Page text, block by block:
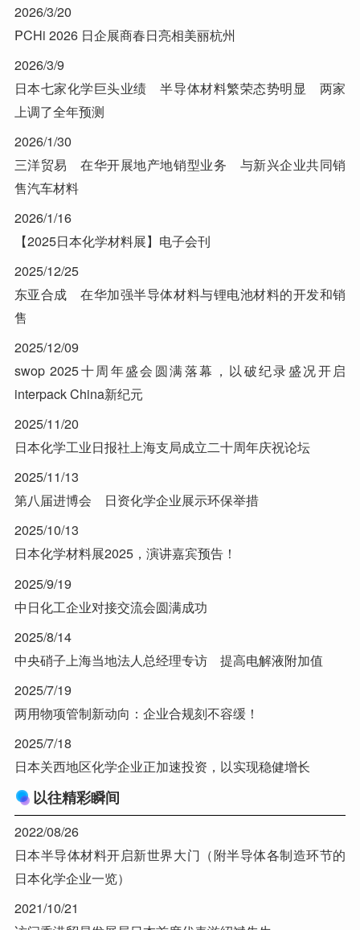
2026/3/20
PCHi 2026 日企展商春日亮相美丽杭州
2026/3/9
日本七家化学巨头业绩 半导体材料繁荣态势明显 两家
上调了全年预测
2026/1/30
三洋贸易 在华开展地产地销型业务 与新兴企业共同销
售汽车材料
2026/1/16
【2025日本化学材料展】电子会刊
2025/12/25
东亚合成 在华加强半导体材料与锂电池材料的开发和销
售
2025/12/09
swop 2025十周年盛会圆满落幕，以破纪录盛况开启
interpack China新纪元
2025/11/20
日本化学工业日报社上海支局成立二十周年庆祝论坛
2025/11/13
第八届进博会 日资化学企业展示环保举措
2025/10/13
日本化学材料展2025，演讲嘉宾预告！
2025/9/19
中日化工企业对接交流会圆满成功
2025/8/14
中央硝子上海当地法人总经理专访 提高电解液附加值
2025/7/19
两用物项管制新动向：企业合规刻不容缓！
2025/7/18
日本关西地区化学企业正加速投资，以实现稳健增长
以往精彩瞬间
2022/08/26
日本半导体材料开启新世界大门（附半导体各制造环节的
日本化学企业一览）
2021/10/21